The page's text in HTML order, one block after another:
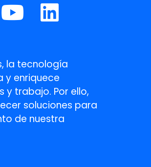
la tecnología
y enriquece
y trabajo. Por ello,
soluciones para
de nuestra